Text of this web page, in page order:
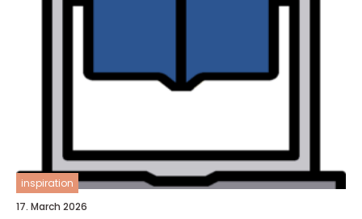
inspiration
17. March 2026